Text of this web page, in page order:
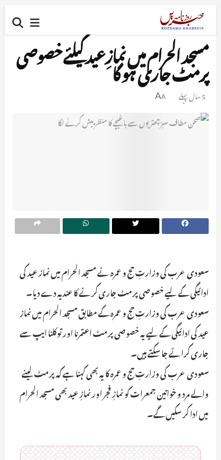
مسجد الحرام میں نمازِعید کیلئے خصوصی
پرمٹ جاری ہو گا
5 سال پہلے A
A
سعودی عرب کی وزارتِ حج و عمرہ نے مسجد الحرام میں نماز عید کی
ادائیگی کے لیے خصوصی پرمٹ جاری کرنے کا عندیہ دے دیا۔
سعودی عرب کی وزارتِ حج و عمرہ کے مطابق مسجد الحرام میں نماز
عید کی ادائیگی کے لیے یہ خصوصی پرمٹ اعتمرنا اور توکلنا ایپ سے
جاری کرائے جا سکتے ہیں۔
سعودی عرب کی وزارتِ حج و عمرہ کا یہ بھی کہنا ہے کہ پرمٹ لینے
والے مرد و خواتین جمعرات کو نمازِ فجر اور نمازِ عید بھی مسجد الحرام
میں ادا کر سکیں گے۔